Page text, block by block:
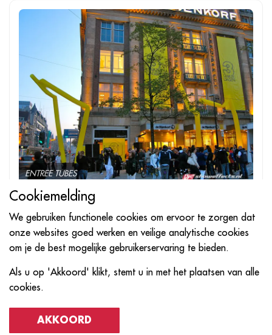
ENTREE TUBES
Cookiemelding
We gebruiken functionele cookies om ervoor te zorgen dat
onze websites goed werken en veilige analytische cookies
om je de best mogelijke gebruikerservaring te bieden.
Als u op 'Akkoord' klikt, stemt u in met het plaatsen van alle
cookies.
AKKOORD